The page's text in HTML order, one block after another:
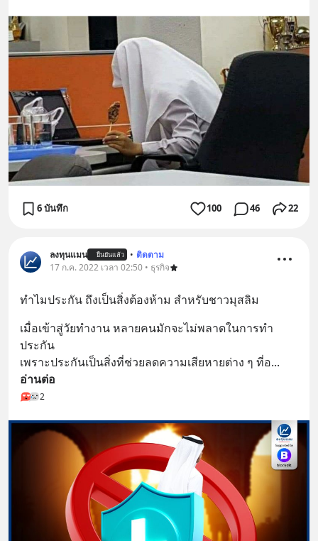
6 บันทึก 100 46 22
ลงทุนแมน ยืนยันแล้ว • ติดตาม
17 ก.ค. 2022 เวลา 02:50 • ธุรกิจ
ทำไมประกัน ถึงเป็นสิ่งต้องห้าม สำหรับชาวมุสลิม
เมื่อเข้าสู่วัยทำงาน หลายคนมักจะไม่พลาดในการทำ
ประกัน
เพราะประกันเป็นสิ่งที่ช่วยลดความเสียหายต่าง ๆ ที่อ
อ่านต่อ
2